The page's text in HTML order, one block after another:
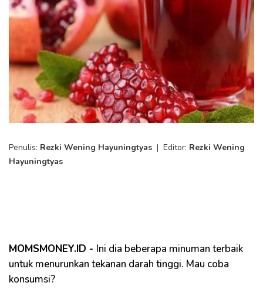
Penulis: Rezki Wening Hayuningtyas | Editor: Rezki Wening
Hayuningtyas
MOMSMONEY.ID - Ini dia beberapa minuman terbaik
untuk menurunkan tekanan darah tinggi. Mau coba
konsumsi?